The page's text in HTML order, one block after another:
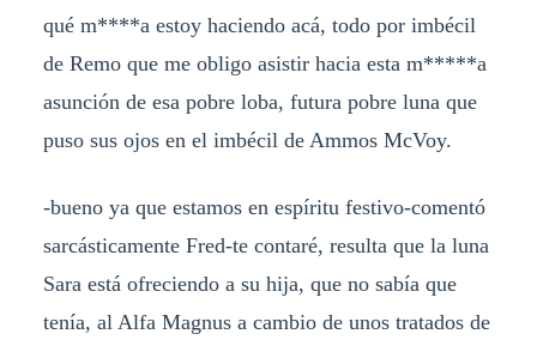
qué m****a estoy haciendo acá, todo por imbécil
de Remo que me obligo asistir hacia esta m*****a
asunción de esa pobre loba, futura pobre luna que
puso sus ojos en el imbécil de Ammos McVoy.
-bueno ya que estamos en espíritu festivo-comentó
sarcásticamente Fred-te contaré, resulta que la luna
Sara está ofreciendo a su hija, que no sabía que
tenía, al Alfa Magnus a cambio de unos tratados de